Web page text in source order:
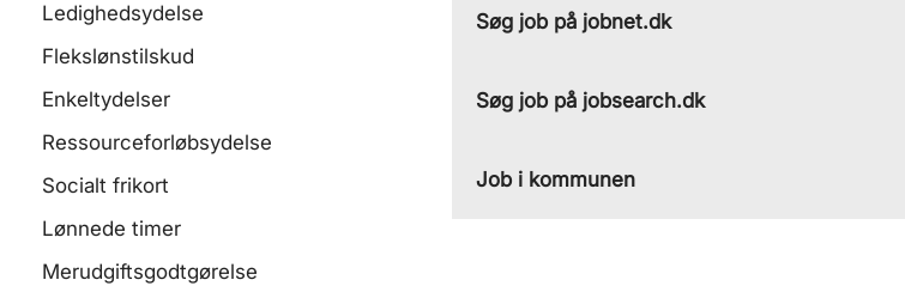
Ledighedsydelse
Flekslønstilskud
Enkeltydelser
Ressourceforløbsydelse
Socialt frikort
Lønnede timer
Merudgiftsgodtgørelse
Søg job på jobnet.dk
Søg job på jobsearch.dk
Job i kommunen